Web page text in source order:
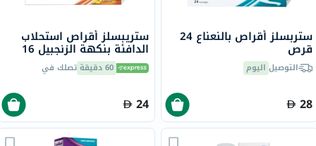
ستربسلز أقراص بالنعناع 24
قرص
التوصيل اليوم
28
ستريبسلز أقراص استحلاب
الدافئة بنكهة الزنجبيل 16
قرص 60 دقيقة تصلك في
24